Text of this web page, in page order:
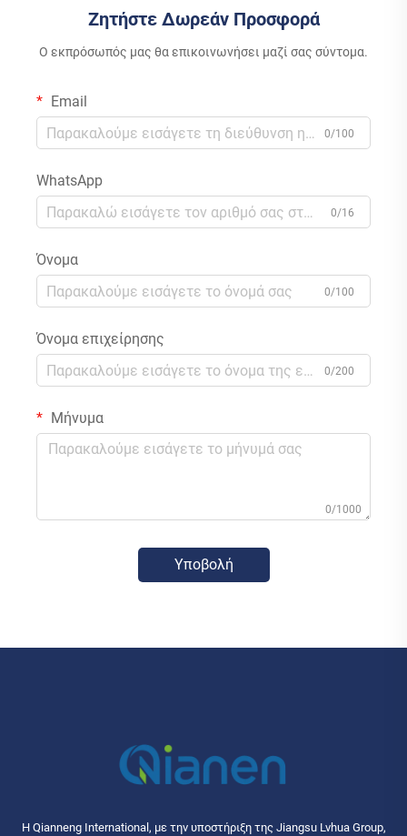
Ζητήστε Δωρεάν Προσφορά
Ο εκπρόσωπός μας θα επικοινωνήσει μαζί σας σύντομα.
Email
0/100
WhatsApp
0/16
Όνομα
0/100
Όνομα επιχείρησης
0/200
Μήνυμα
0/1000
Υποβολή
Η Qianneng International, με την υποστήριξη της Jiangsu Lvhua Group,